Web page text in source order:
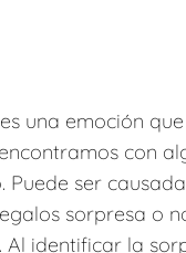
una emoción
con
Puede ser
sorpresa o
Al identificar la